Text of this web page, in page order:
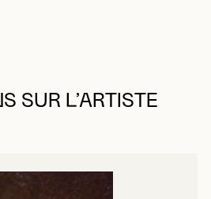
SUR L’ARTISTE